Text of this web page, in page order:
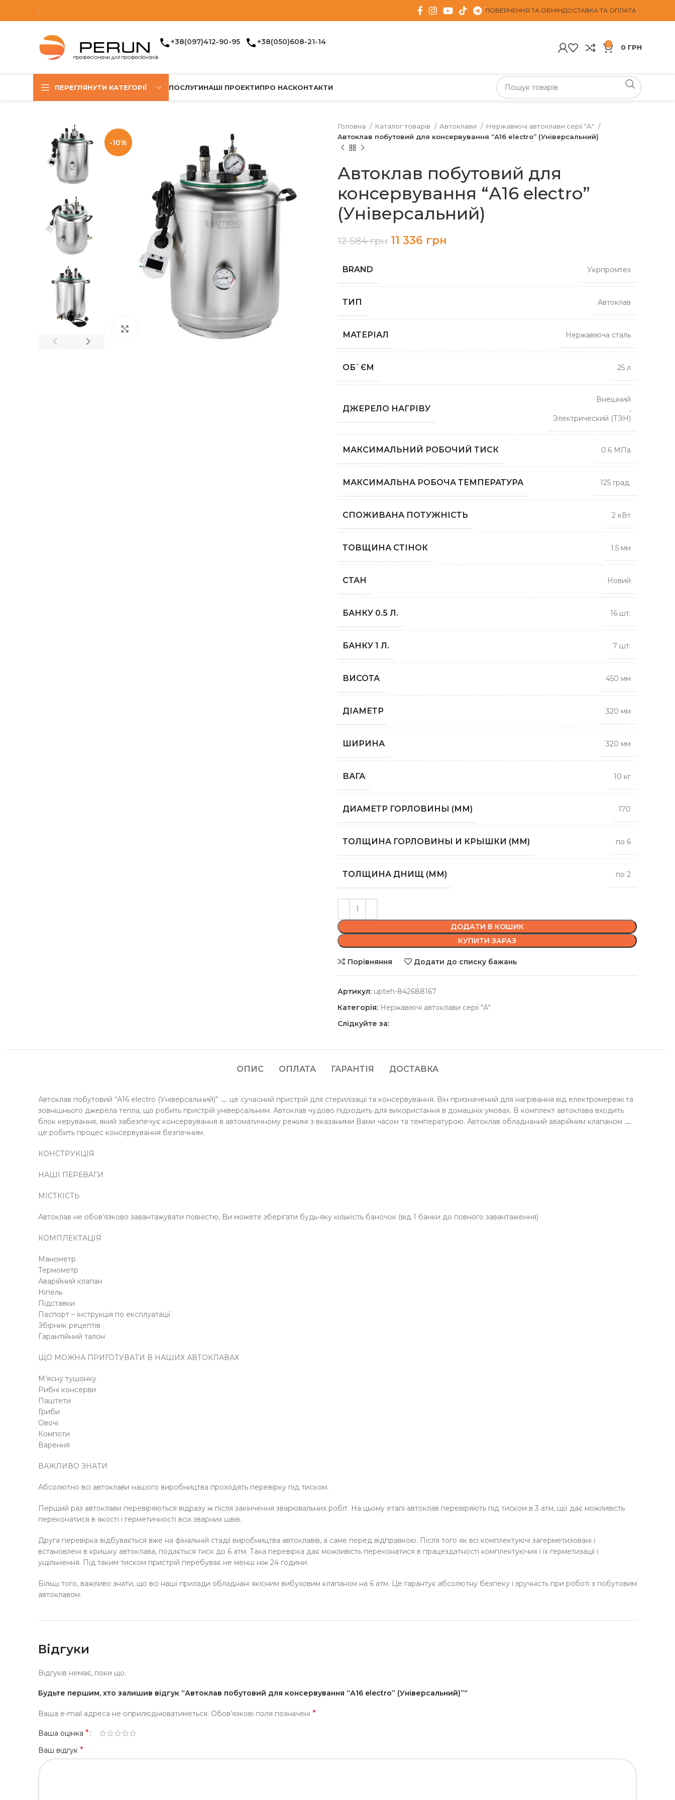
ПОВЕРНЕННЯ ТА ОБМІНДОСТАВКА ТА ОПЛАТА
+38(097)412-90-95 +38(050)608-21-14 0 0 ГРН
ПЕРЕГЛЯНУТИ КАТЕГОРІЇ ПОСЛУГИНАШІ ПРОЕКТИПРО НАСКОНТАКТИ
-10%
Клацніть, щоб збільшити
Головна Каталог товарів Автоклави
Нержавіючі автоклави серії "А"
Автоклав побутовий для консервування “А16 electro” (Універсальний)
Автоклав побутовий для
консервування “А16 electro”
(Універсальний)
12 584грн 11 336 грн
BRAND Укрпромтех
ТИП Автоклав
МАТЕРІАЛ Нержавіюча сталь
ОБ`ЄМ 25 л
ДЖЕРЕЛО НАГРІВУ
Внешний
,
Электрический (ТЭН)
МАКСИМАЛЬНИЙ РОБОЧИЙ ТИСК 0.6 МПа
МАКСИМАЛЬНА РОБОЧА ТЕМПЕРАТУРА 125 град.
СПОЖИВАНА ПОТУЖНІСТЬ 2 кВт
ТОВЩИНА СТІНОК 1.5 мм
СТАН Новий
БАНКУ 0.5 Л. 16 шт.
БАНКУ 1 Л. 7 шт.
ВИСОТА 450 мм
ДІАМЕТР 320 мм
ШИРИНА 320 мм
ВАГА 10 кг
ДИАМЕТР ГОРЛОВИНЫ (ММ) 170
ТОЛЩИНА ГОРЛОВИНЫ И КРЫШКИ (ММ) по 6
ТОЛЩИНА ДНИЩ (ММ) по 2
ДОДАТИ В КОШИК
КУПИТИ ЗАРАЗ
Порівняння Додати до списку бажань
Артикул: upteh-842688167
Категорія: Нержавіючі автоклави серії "А"
Слідкуйте за:
ОПИС ОПЛАТА ГАРАНТІЯ ДОСТАВКА
Автоклав побутовий “А16 electro (Універсальний)” ㅡ це сучасний пристрій для стерилізації та консервування. Він призначений для нагрівання від електромережі та
зовнішнього джерела тепла, що робить пристрій універсальним. Автоклав чудово підходить для використання в домашніх умовах. В комплект автоклава входить
блок керування, який забезпечує консервування в автоматичному режимі з вказаними Вами часом та температурою. Автоклав обладнаний аварійним клапаном ㅡ
це робить процес консервування безпечним.
КОНСТРУКЦІЯ
НАШІ ПЕРЕВАГИ
МІСТКІСТЬ
Автоклав не обов’язково завантажувати повністю, Ви можете зберігати будь-яку кількість баночок (від 1 банки до повного завантаження)
КОМПЛЕКТАЦІЯ
Манометр
Термометр
Аварійний клапан
Ніпель
Підставки
Паспорт – інструкція по експлуатації
Збірник рецептів
Гарантійний талон
ЩО МОЖНА ПРИГОТУВАТИ В НАШИХ АВТОКЛАВАХ
М’ясну тушонку
Рибні консерви
Паштети
Гриби
Овочі
Компоти
Варення
ВАЖЛИВО ЗНАТИ
Абсолютно всі автоклави нашого виробництва проходять перевірку під тиском.
Перший раз автоклави перевіряються відразу ж після закінчення зварювальних робіт. На цьому етапі автоклав перевіряють під тиском в 3 атм, що дає можливість
переконатися в якості і герметичності всіх зварних швів.
Друга перевірка відбувається вже на фінальній стадії виробництва автоклавів, а саме перед відправкою. Після того як всі комплектуючі загерметизовані і
встановлені в кришку автоклава, подається тиск до 6 атм. Така перевірка дає можливість переконатися в працездатності комплектуючих і їх герметизації і
ущільнення. Під таким тиском пристрій перебуває не менш ніж 24 години.
Більш того, важливо знати, що всі наші прилади обладнані якісним вибуховим клапаном на 6 атм. Це гарантує абсолютну безпеку і зручність при роботі з побутовим
автоклавом.
Відгуки
Відгуків немає, поки що.
Будьте першим, хто залишив відгук “Автоклав побутовий для консервування “А16 electro” (Універсальний)”“
Ваша e-mail адреса не оприлюднюватиметься. Обов’язкові поля позначені *
Ваша оцінка *
Ваш відгук *